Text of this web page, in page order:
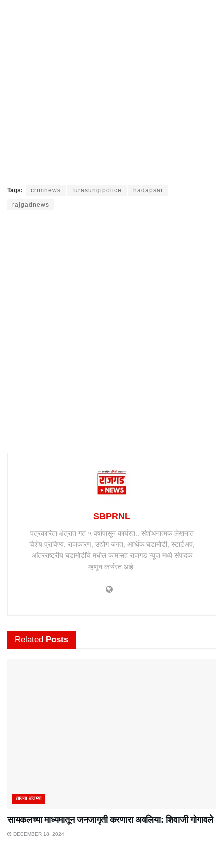
Tags: crimnews furasungipolice hadapsar
rajgadnews
SBPRNL
पत्रकारिता क्षेत्रात गत ५ वर्षांपासून कार्यरत.. संशोधनात्मक लेखनात
विशेष प्राविण्य. राजकारण, उद्योग जगत, आर्थिक घडामोडी, स्टार्टअप,
आंतरराष्ट्रीय घडामोडींचे मधील कामासह राजगड न्यूज मध्ये संपादक
म्हणून कार्यरत आहे.
Related Posts
ताज्या बातम्या
सायकलच्या माध्यमातून जनजागृती करणारा अवलिया: शिवाजी गोगावले
DECEMBER 18, 2024